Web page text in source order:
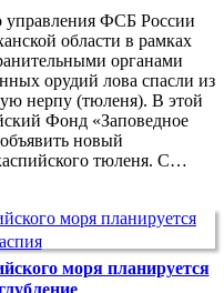
управления ФСБ России
области в рамках
органами
орудий лова спасли из
нерпу (тюленя). В этой
Фонд «Заповедное
новый
тюленя. С…
моря планируется